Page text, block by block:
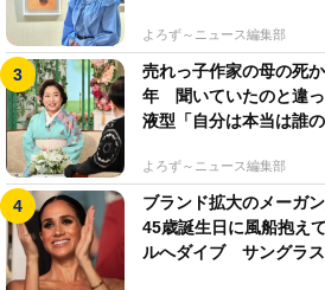
よろず～ニュース編集部
売れっ子作家の母の死
年 聞いていたのと違っ
液型「自分は本当は誰
よろず～ニュース編集部
ブランド拡大のメーガ
45歳誕生日に風船抱え
ルへダイブ サングラ